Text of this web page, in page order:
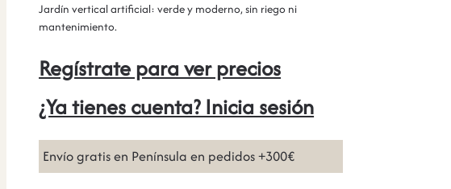
Jardín vertical artificial: verde y moderno, sin riego ni
mantenimiento.
Regístrate para ver precios
¿Ya tienes cuenta? Inicia sesión
Envío gratis en Península en pedidos +300€